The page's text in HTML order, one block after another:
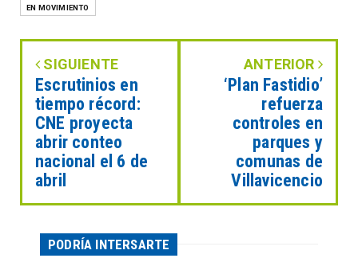
EN MOVIMIENTO
SIGUIENTE
Escrutinios en
tiempo récord:
CNE proyecta
abrir conteo
nacional el 6 de
abril
ANTERIOR
‘Plan Fastidio’
refuerza
controles en
parques y
comunas de
Villavicencio
PODRÍA INTERSARTE